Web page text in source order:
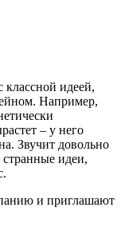
идеей,
Например,
– у него
Звучит довольно
идеи,
и приглашают